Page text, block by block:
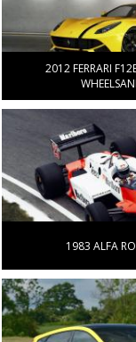
2012 FERRARI
1983 ALFA